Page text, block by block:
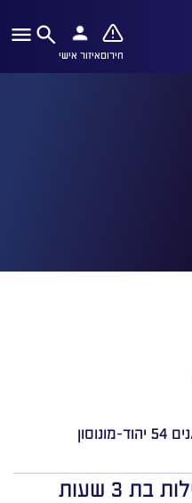
חירוםאיזור אישי
"גן עם הורה” הינה פעילות בת 3 שעות